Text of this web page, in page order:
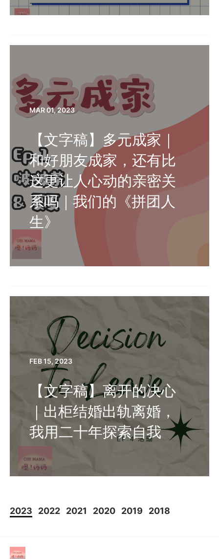
MAR 01, 2023
【文字稿】多元成家｜
和好朋友成家，还有比
这更让人心动的亲密关
系吗｜我们的《拼团人
生》
FEB 15, 2023
【文字稿】离开的决心
｜出柜结婚出轨离婚，
我用二十年探索自我
2023 2022 2021 2020 2019 2018